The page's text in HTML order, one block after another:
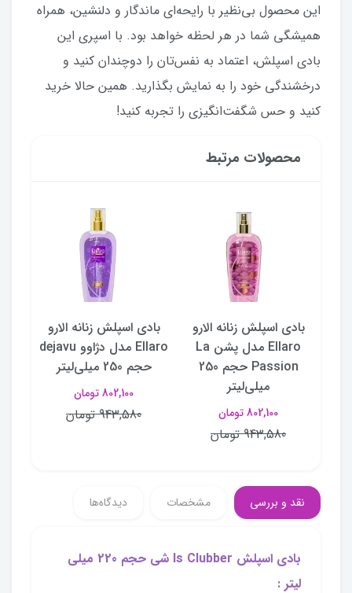
این محصول بی‌نظیر با رایحه‌ای ماندگار و دلنشین، همراه
همیشگی شما در هر لحظه خواهد بود. با اسپری این
بادی اسپلش، اعتماد به نفس‌تان را دوچندان کنید و
درخشندگی خود را به نمایش بگذارید. همین حالا خرید
کنید و حس شگفت‌انگیزی را تجربه کنید!
محصولات مرتبط
بادی اسپلش زنانه الارو
Ellaro مدل پشن La
Passion حجم 250
میلی‌لیتر
802,100 تومان
943,580 تومان
بادی اسپلش زنانه الارو
Ellaro مدل دژاوو dejavu
حجم 250 میلی‌لیتر
802,100 تومان
943,580 تومان
نقد و بررسی مشخصات دیدگاه‌ها
بادی اسپلش Is Clubber شی حجم 220 میلی
لیتر :